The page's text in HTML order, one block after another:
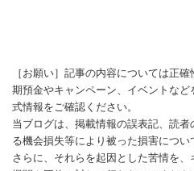
［お願い］記事の内容については正
期預金やキャンペーン、イベントな
式情報をご確認ください。
当ブログは、掲載情報の誤表記、読
る機会損失等により被った損害につい
さらに、それらを起因とした苦情を